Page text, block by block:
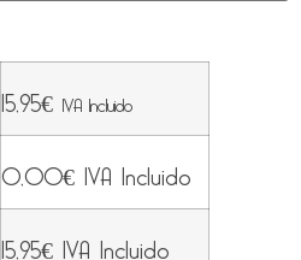
15,95€ IVA Incluido
0,00€ IVA Incluido
15,95€ IVA Incluido